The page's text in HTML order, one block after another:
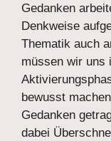
Gedanken
Denkweise
Thematik auch
müssen wir uns
bewusst
Gedanken
dabei